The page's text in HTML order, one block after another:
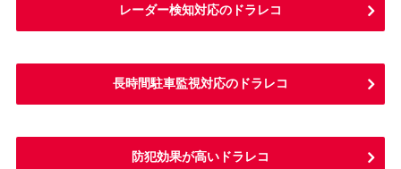
レーダー検知対応のドラレコ
長時間駐車監視対応のドラレコ
防犯効果が高いドラレコ